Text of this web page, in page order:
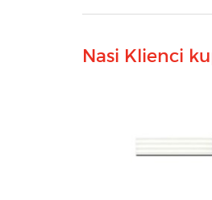
Nasi Klienci